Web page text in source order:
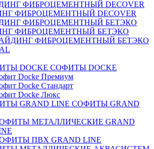
ФИБРОЦЕМЕНТНЫЙ DECOVER
ФИБРОЦЕМЕНТНЫЙ БЕТЭКО
ФИБРОЦЕМЕНТНЫЙ БЕТЭКО
СОФИТЫ DOCKE
Docke Премиум
Docke Стандарт
Docke Люкс
СОФИТЫ GRAND
МЕТАЛЛИЧЕСКИЕ GRAND
ПВХ GRAND LINE